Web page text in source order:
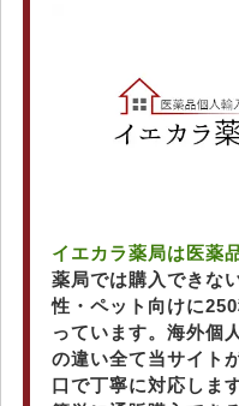
イエカラ薬局は医薬
薬局では購入できな
性・ペット向けに
っています。海外個
の違い全て当サイト
口で丁寧に対応しま